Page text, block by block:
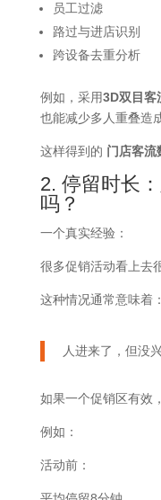
员工过滤
路过与进店识别
跨设备去重分析
例如，采用3D双目客
也能减少多人重叠造
这样得到的 门店客流
2. 停留时长
吗？
一个真实经验：
很多促销活动看上去
这种情况通常意味着：
人进来了，但没兴
如果一个促销区有效
例如：
活动前：